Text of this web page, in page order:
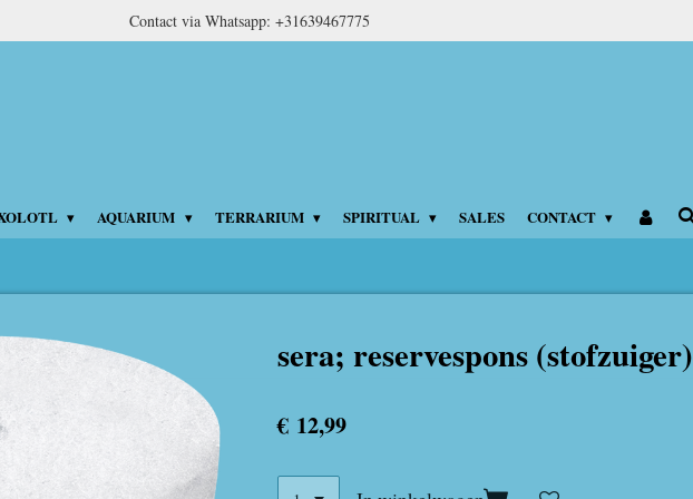
Contact via Whatsapp: +31639467775
AQUARIUM TERRARIUM SPIRITUAL SALES CONTACT
sera; reservespons (stofzuiger)
€ 12,99